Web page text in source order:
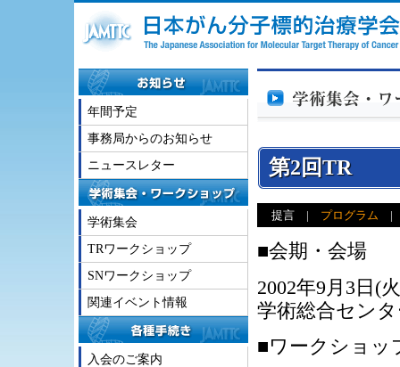
第2回TR
提言| プログラム
■会期・会場
2002年9月3日(
学術総合セン
■ワークショッ
年間予定
事務局からのお知らせ
ニュースレター
学術集会
TRワークショップ
SNワークショップ
関連イベント情報
入会のご案内